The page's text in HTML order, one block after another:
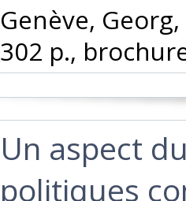
‎Genève,
302 p.,
‎Un aspect
politiques